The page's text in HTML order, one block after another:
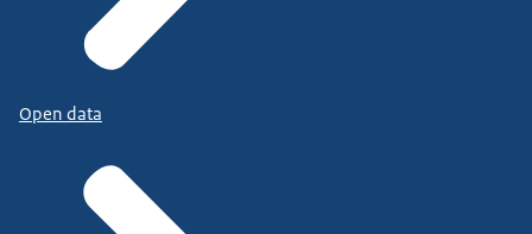
Open data